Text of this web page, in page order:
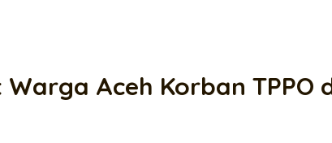
Aceh Korban